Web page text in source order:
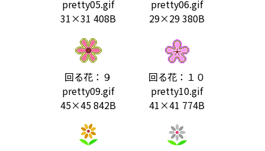
pretty05.gif
31×31 408B
pretty06.gif
29×29 380B
回る花：９
pretty09.gif
45×45 842B
回る花：１０
pretty10.gif
41×41 774B